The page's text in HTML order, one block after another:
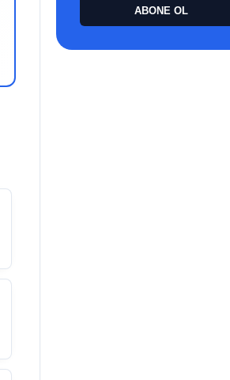
ABONE OL